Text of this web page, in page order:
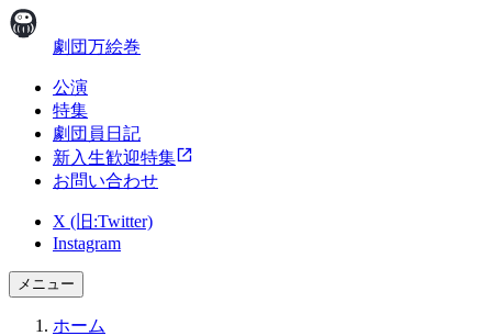
劇団万絵巻
公演
特集
劇団員日記
新入生歓迎特集
お問い合わせ
X (旧:Twitter)
Instagram
メニュー
ホーム